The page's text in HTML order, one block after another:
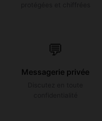
💬
Messagerie privée